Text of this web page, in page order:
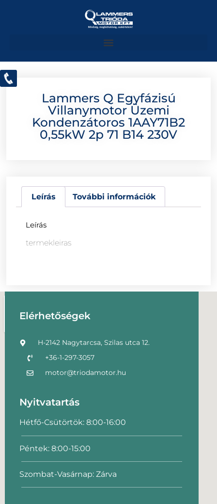
Lammers Q Egyfázisú
Villanymotor Üzemi
Kondenzátoros 1AAY71B2
0,55kW 2p 71 B14 230V
Leírás További információk
Leírás
termekleiras
Elérhetőségek
H-2142 Nagytarcsa, Szilas utca 12.
+36-1-297-3057
motor@triodamotor.hu
Nyitvatartás
Hétfő-Csütörtök: 8:00-16:00
Péntek: 8:00-15:00
Szombat-Vasárnap: Zárva